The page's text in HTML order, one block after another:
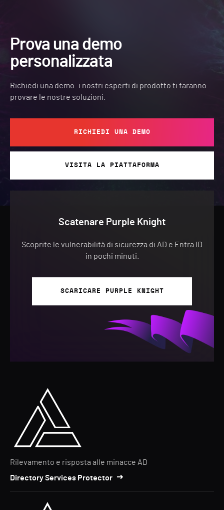
Prova una demo
personalizzata
Richiedi una demo: i nostri esperti di prodotto ti faranno
provare le nostre soluzioni.
RICHIEDI UNA DEMO
VISITA LA PIATTAFORMA
Scatenare Purple Knight
Scoprite le vulnerabilità di sicurezza di AD e Entra ID
in pochi minuti.
SCARICARE PURPLE KNIGHT
Rilevamento e risposta alle minacce AD
Directory Services Protector